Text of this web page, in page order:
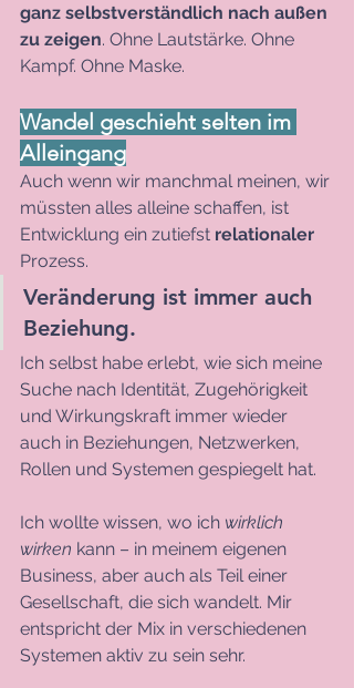
ganz selbstverständlich nach außen
zu zeigen. Ohne Lautstärke. Ohne
Kampf. Ohne Maske.
Wandel geschieht selten im
Alleingang
Auch wenn wir manchmal meinen, wir
müssten alles alleine schaffen, ist
Entwicklung ein zutiefst relationaler
Prozess.
Veränderung ist immer auch
Beziehung.
Ich selbst habe erlebt, wie sich meine
Suche nach Identität, Zugehörigkeit
und Wirkungskraft immer wieder
auch in Beziehungen, Netzwerken,
Rollen und Systemen gespiegelt hat.
Ich wollte wissen, wo ich wirklich
wirken kann – in meinem eigenen
Business, aber auch als Teil einer
Gesellschaft, die sich wandelt. Mir
entspricht der Mix in verschiedenen
Systemen aktiv zu sein sehr.